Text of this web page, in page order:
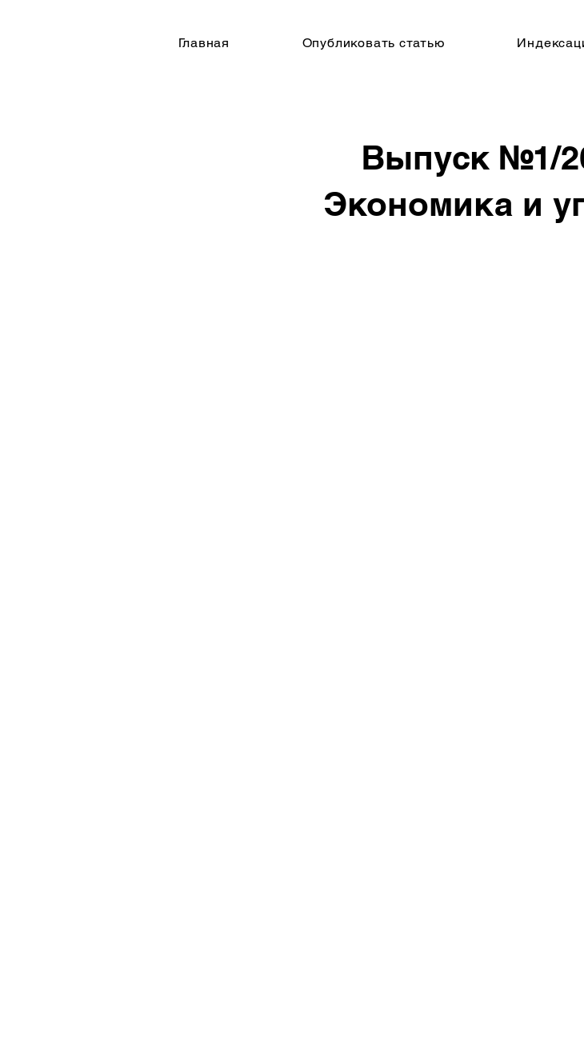
Главная Опубликовать статью
Выпуск №1/
Экономика и